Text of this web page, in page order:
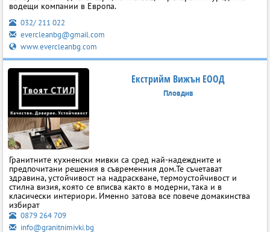
водещи компании в Европа.
032/ 211 022
evercleanbg@gmail.com
www.evercleanbg.com
Екстрийм Вижън ЕООД
Пловдив
Гранитните кухненски мивки са сред най-надеждните и
предпочитани решения в съвременния дом.Те съчетават
здравина, устойчивост на надраскване, термоустойчивост и
стилна визия, която се вписва както в модерни, така и в
класически интериори. Именно затова все повече домакинства
избират
0879 264 709
info@granitnimivki.bg